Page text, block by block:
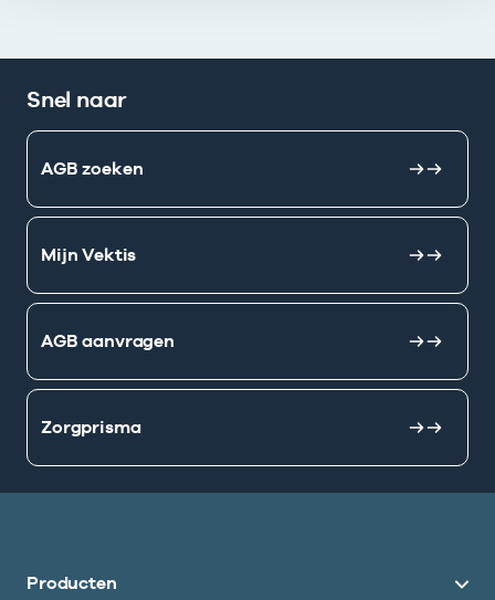
Snel naar
AGB zoeken
Mijn Vektis
AGB aanvragen
Zorgprisma
Producten